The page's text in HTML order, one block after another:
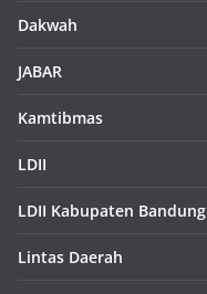
Dakwah
JABAR
Kamtibmas
LDII
LDII Kabupaten Bandung
Lintas Daerah